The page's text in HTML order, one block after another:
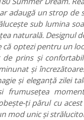
adaugă un strop
sub lumina
naturală. Designul
optezi pentru un
de prins și
și
și eleganță zilei
ți părul cu
mod unic și